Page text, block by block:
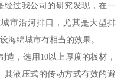
经过我公司的研究发现，在一
市沿河排口，尤其是大型排
海绵城市有相当的效果。
造，选用10以上厚度的板材，
其液压式的传动方式有效的避